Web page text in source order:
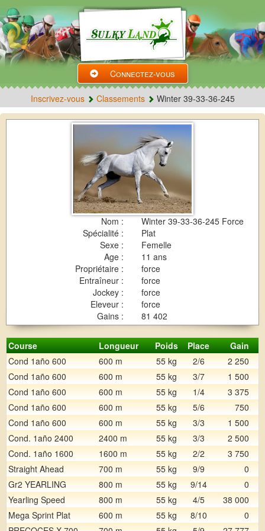
Connectez-vous
Inscrivez-vous Classements Winter 39-33-36-245
Nom :
Winter 39-33-36-245 Force
Spécialité :
Plat
Sexe :
Femelle
Age :
11 ans
Propriétaire :
force
Entraîneur :
force
Jockey :
force
Eleveur :
force
Gains :
81 402
Course Longueur Poids Place
Gain
Cond 1año 600
600 m 55 kg 2/6 2 250
Cond 1año 600
600 m 55 kg 3/7 1 500
Cond 1año 600
600 m 55 kg 1/4 3 375
Cond 1año 600
600 m 55 kg 5/6 750
Cond 1año 600
600 m 55 kg 3/3 1 500
Cond. 1año 2400
2400 m 55 kg 3/3 2 500
Cond. 1año 1600
1600 m 55 kg 2/2 3 750
Straight Ahead
700 m 55 kg 9/9 0
Gr2 YEARLING
800 m 55 kg 9/14 0
Yearling Speed
800 m 55 kg 4/5 38 000
Mega Sprint Plat
600 m 55 kg 8/10 0